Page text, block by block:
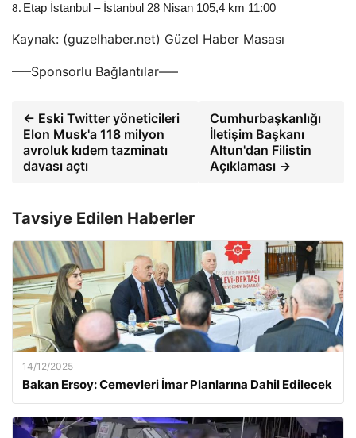
8. Etap İstanbul – İstanbul 28 Nisan 105,4 km 11:00
Kaynak: (guzelhaber.net) Güzel Haber Masası
—–Sponsorlu Bağlantılar—–
← Eski Twitter yöneticileri
Elon Musk'a 118 milyon
avroluk kıdem tazminatı
davası açtı
Cumhurbaşkanlığı
İletişim Başkanı
Altun'dan Filistin
Açıklaması →
Tavsiye Edilen Haberler
14/12/2025
Bakan Ersoy: Cemevleri İmar Planlarına Dahil Edilecek